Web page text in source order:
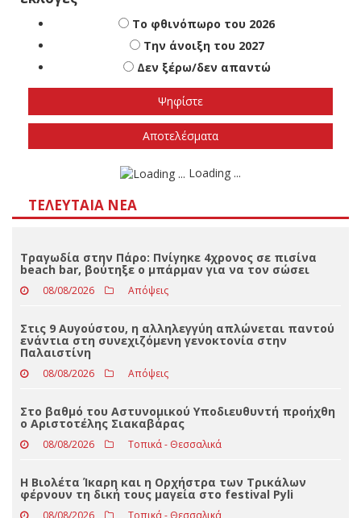
Πότε πιστεύετε ότι θα γίνουν οι εθνικές
εκλογές
Το φθινόπωρο του 2026
Την άνοιξη του 2027
Δεν ξέρω/δεν απαντώ
ΤΕΛΕΥΤΑΊΑ ΝΈΑ
Τραγωδία στην Πάρο: Πνίγηκε 4χρονος σε πισίνα
beach bar, βούτηξε ο μπάρμαν για να τον σώσει
08/08/2026
ενάντια στη συνεχιζόμενη γενοκτονία στην
Παλαιστίνη
08/08/2026 Απόψεις
Στο βαθμό του Αστυνομικού Υποδιευθυντή προήχθη
ο Αριστοτέλης Σιακαβάρας